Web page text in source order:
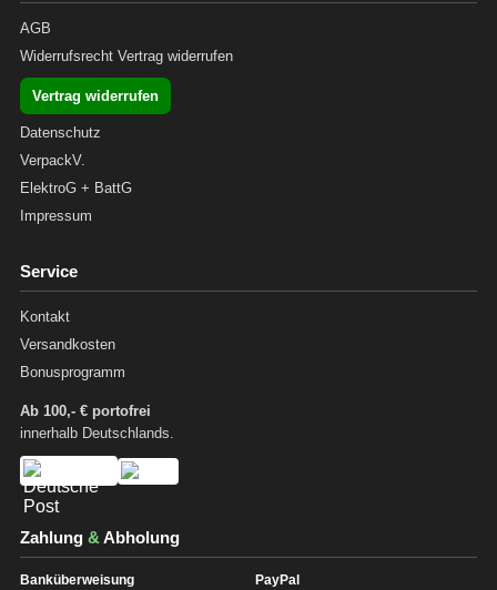
AGB
Widerrufsrecht Vertrag widerrufen
Vertrag widerrufen
Datenschutz
VerpackV.
ElektroG + BattG
Impressum
Service
Kontakt
Versandkosten
Bonusprogramm
Ab 100,- € portofrei
innerhalb Deutschlands.
Zahlung &Abholung
Banküberweisung PayPal